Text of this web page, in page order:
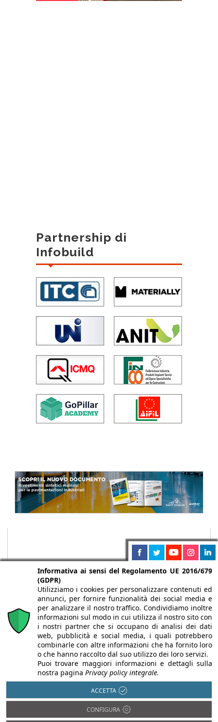
Partnership di
Infobuild
Chi siamo Autori Per la tua pubblicità
Iscriviti alla
newsletter
Infobuild è testata registrata presso il Tribunale di Milano al n° 63
dell’8/3/2013 - ISSN 2282-2267
Informativa ai sensi del Regolamento UE 2016/679
(GDPR)
Utilizziamo i cookies per personalizzare contenuti ed
annunci, per fornire funzionalità dei social media e
per analizzare il nostro traffico. Condividiamo inoltre
informazioni sul modo in cui utilizza il nostro sito con
i nostri partner che si occupano di analisi dei dati
web, pubblicità e social media, i quali potrebbero
combinarle con altre informazioni che ha fornito loro
o che hanno raccolto dal suo utilizzo dei loro servizi.
Puoi trovare maggiori informazioni e dettagli sulla
nostra pagina Privacy policy integrale.
ACCETTA
CONFIGURA